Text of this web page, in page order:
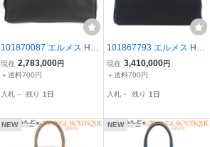
101870087 エルメス HE
RMES バーキン 35 □F刻
印 ブラック 黒 ゴールド
レディース
現在 2,783,000円
＋送料700円
入札 - 残り 1日
101867793 エルメス HE
RMES バーキン30 X刻印
ブラック シルバー金具 ト
レディース
現在 3,410,000円
＋送料700円
入札 - 残り 1日
NEW NEW